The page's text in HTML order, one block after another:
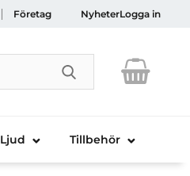
Företag NyheterLogga in
Genomför
Ljud Tillbehör